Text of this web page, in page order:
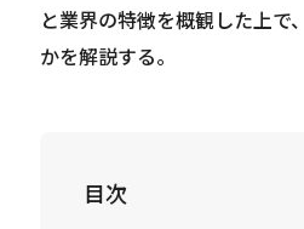
と業界の特徴を概観した上で
かを解説する。
目次